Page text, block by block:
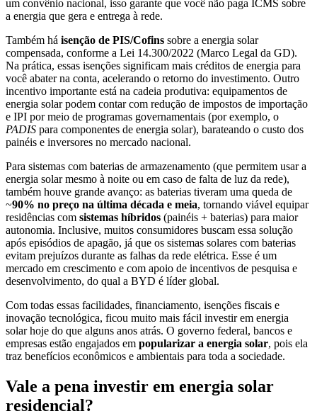
um convênio nacional, isso garante que você não paga ICMS sobre
a energia que gera e entrega à rede.
Também há isenção de PIS/Cofins sobre a energia solar
compensada, conforme a Lei 14.300/2022 (Marco Legal da GD).
Na prática, essas isenções significam mais créditos de energia para
você abater na conta, acelerando o retorno do investimento. Outro
incentivo importante está na cadeia produtiva: equipamentos de
energia solar podem contar com redução de impostos de importação
e IPI por meio de programas governamentais (por exemplo, o
PADIS para componentes de energia solar), barateando o custo dos
painéis e inversores no mercado nacional.
Para sistemas com baterias de armazenamento (que permitem usar a
energia solar mesmo à noite ou em caso de falta de luz da rede),
também houve grande avanço: as baterias tiveram uma queda de
~90% no preço na última década e meia, tornando viável equipar
residências com sistemas híbridos (painéis + baterias) para maior
autonomia. Inclusive, muitos consumidores buscam essa solução
após episódios de apagão, já que os sistemas solares com baterias
evitam prejuízos durante as falhas da rede elétrica. Esse é um
mercado em crescimento e com apoio de incentivos de pesquisa e
desenvolvimento, do qual a BYD é líder global.
Com todas essas facilidades, financiamento, isenções fiscais e
inovação tecnológica, ficou muito mais fácil investir em energia
solar hoje do que alguns anos atrás. O governo federal, bancos e
empresas estão engajados em popularizar a energia solar, pois ela
traz benefícios econômicos e ambientais para toda a sociedade.
Vale a pena investir em energia solar
residencial?